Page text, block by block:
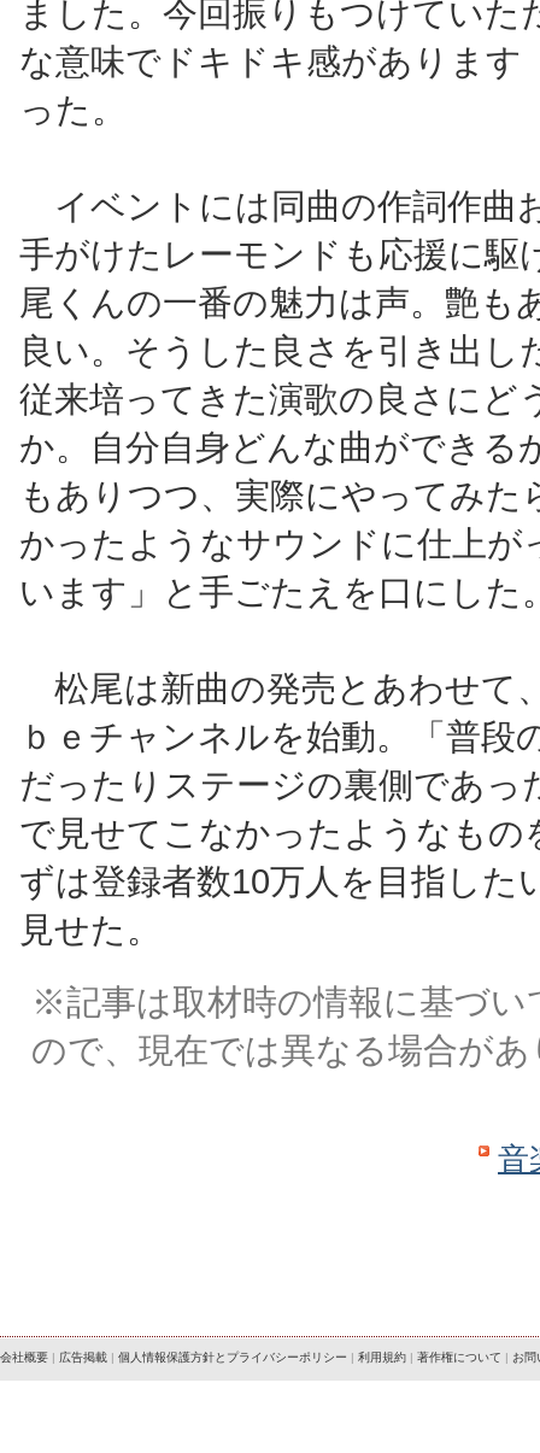
ました。今回振りもつけていた
な意味でドキドキ感があります
った。
イベントには同曲の作詞作曲
手がけたレーモンドも応援に駆
尾くんの一番の魅力は声。艶も
良い。そうした良さを引き出し
従来培ってきた演歌の良さにど
か。自分自身どんな曲ができる
もありつつ、実際にやってみた
かったようなサウンドに仕上が
います」と手ごたえを口にした
松尾は新曲の発売とあわせて
ｂｅチャンネルを始動。「普段
だったりステージの裏側であっ
で見せてこなかったようなもの
ずは登録者数10万人を目指した
見せた。
※記事は取材時の情報に基づい
ので、現在では異なる場合が
音
会社概要 | 広告掲載 | 個人情報保護方針とプライバシーポリシー | 利用規約 | 著作権について | お問